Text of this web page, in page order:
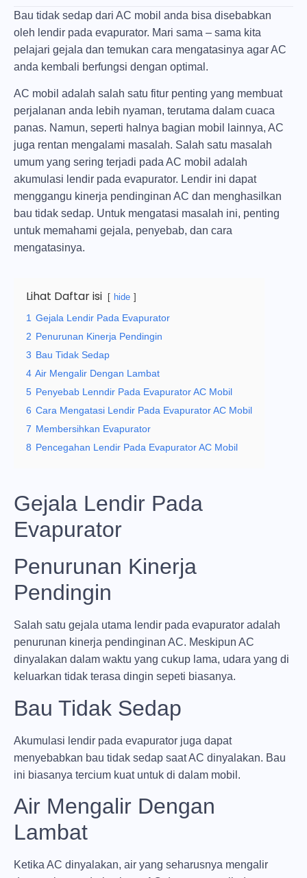
Bau tidak sedap dari AC mobil anda bisa disebabkan
oleh lendir pada evapurator. Mari sama – sama kita
pelajari gejala dan temukan cara mengatasinya agar AC
anda kembali berfungsi dengan optimal.
AC mobil adalah salah satu fitur penting yang membuat
perjalanan anda lebih nyaman, terutama dalam cuaca
panas. Namun, seperti halnya bagian mobil lainnya, AC
juga rentan mengalami masalah. Salah satu masalah
umum yang sering terjadi pada AC mobil adalah
akumulasi lendir pada evapurator. Lendir ini dapat
menggangu kinerja pendinginan AC dan menghasilkan
bau tidak sedap. Untuk mengatasi masalah ini, penting
untuk memahami gejala, penyebab, dan cara
mengatasinya.
Lihat Daftar isi hide
1 Gejala Lendir Pada Evapurator
2 Penurunan Kinerja Pendingin
3 Bau Tidak Sedap
4 Air Mengalir Dengan Lambat
5 Penyebab Lenndir Pada Evapurator AC Mobil
6 Cara Mengatasi Lendir Pada Evapurator AC Mobil
7 Membersihkan Evapurator
8 Pencegahan Lendir Pada Evapurator AC Mobil
Gejala Lendir Pada
Evapurator
Penurunan Kinerja
Pendingin
Salah satu gejala utama lendir pada evapurator adalah
penurunan kinerja pendinginan AC. Meskipun AC
dinyalakan dalam waktu yang cukup lama, udara yang di
keluarkan tidak terasa dingin sepeti biasanya.
Bau Tidak Sedap
Akumulasi lendir pada evapurator juga dapat
menyebabkan bau tidak sedap saat AC dinyalakan. Bau
ini biasanya tercium kuat untuk di dalam mobil.
Air Mengalir Dengan
Lambat
Ketika AC dinyalakan, air yang seharusnya mengalir